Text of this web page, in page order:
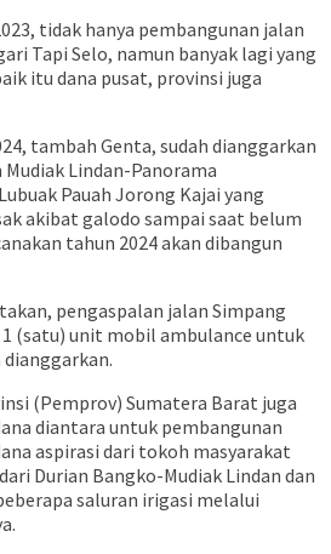
tidak hanya pembangunan jalan
Tapi Selo, namun banyak lagi yang
itu dana pusat, provinsi juga
tambah Genta, sudah dianggarkan
Lindan-Panorama
Pauah Jorong Kajai yang
akibat galodo sampai saat belum
tahun 2024 akan dibangun
pengaspalan jalan Simpang
1 (satu) unit mobil ambulance untuk
dianggarkan.
(Pemprov) Sumatera Barat juga
diantara untuk pembangunan
aspirasi dari tokoh masyarakat
Durian Bangko-Mudiak Lindan dan
saluran irigasi melalui